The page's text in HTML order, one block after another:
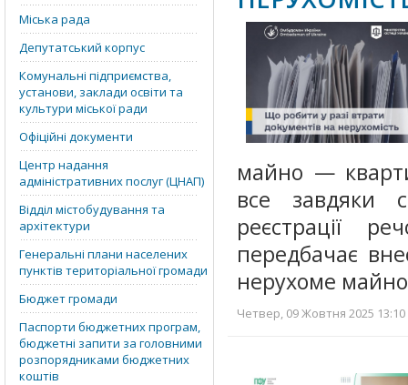
Міська рада
Депутатський корпус
Комунальні підприємства,
установи, заклади освіти та
культури міської ради
Офіційні документи
Центр надання
адміністративних послуг (ЦНАП)
Відділ містобудування та
архітектури
Генеральні плани населених
пунктів територіальної громади
Бюджет громади
Паспорти бюджетних програм,
бюджетні запити за головними
розпорядниками бюджетних
коштів
майно —
все завдяки
реєстрації
передбачає
нерухоме
Четвер, 09 Жовтня 2025